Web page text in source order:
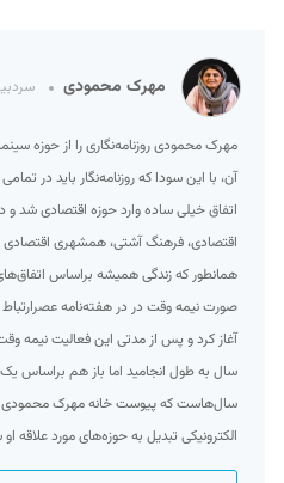
مهرک محمودی
مهرک محمودی روزنامه‌نگاری را از حوزه
آن، با این سودا که روزنامه‌نگار باید در
اتفاق خیلی ساده وارد حوزه اقتصادی شد و
اقتصادی، فرهنگ آشتی، همشهری اقتصادی و
همانطور که زندگی همیشه براساس
صورت نیمه وقت در در هفته‌نامه عصرارتباط
سال به طول انجامید اما باز هم براساس یک
سال‌هاست که پیوست خانه مهرک محمودی
الکترونیکی تبدیل به حوزه‌های مورد علاقه